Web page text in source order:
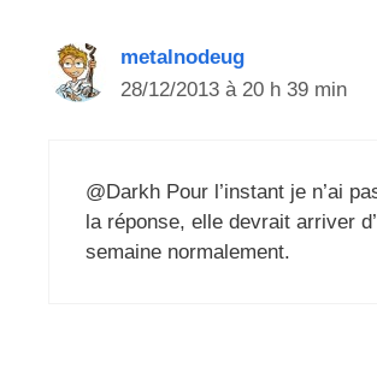
metalnodeug
28/12/2013 à 20 h 39 min
@Darkh Pour l’instant je n’ai
la réponse, elle devrait arriver
semaine normalement.